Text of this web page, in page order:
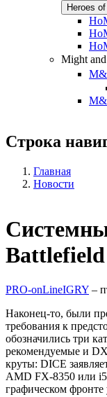
Heroes
Might
Строка
Главная
Новости
PRO-onLineIGRY –
Наконец-то, были
требования к
обозначились три
рекомендуемые и
круты: DICE
AMD FX-8350 или
графическом